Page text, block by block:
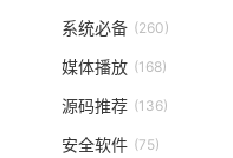
系统必备 (260)
媒体播放 (168)
源码推荐 (136)
安全软件 (75)